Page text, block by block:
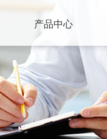
产品中心